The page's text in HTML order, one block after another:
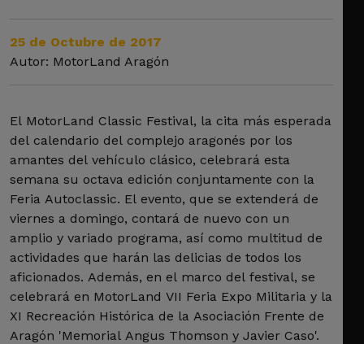
25 de Octubre de 2017
Autor: MotorLand Aragón
El MotorLand Classic Festival, la cita más esperada
del calendario del complejo aragonés por los
amantes del vehículo clásico, celebrará esta
semana su octava edición conjuntamente con la
Feria Autoclassic. El evento, que se extenderá de
viernes a domingo, contará de nuevo con un
amplio y variado programa, así como multitud de
actividades que harán las delicias de todos los
aficionados. Además, en el marco del festival, se
celebrará en MotorLand VII Feria Expo Militaria y la
XI Recreación Histórica de la Asociación Frente de
Aragón 'Memorial Angus Thomson y Javier Caso'.